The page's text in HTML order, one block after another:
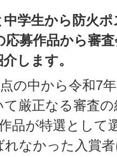
学生から防火
応募作品から審
します。
の中から令和7
厳正なる審査
品が特選として
れなかった入賞